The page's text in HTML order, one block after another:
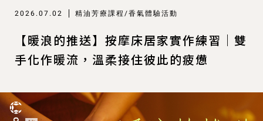
2026.07.02 精油芳療課程/香氣體驗活動
【暖浪的推送】按摩床居家實作練習｜雙
手化作暖流，溫柔接住彼此的疲憊